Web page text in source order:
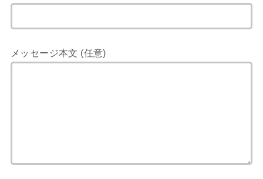
メッセージ本文 (任意)